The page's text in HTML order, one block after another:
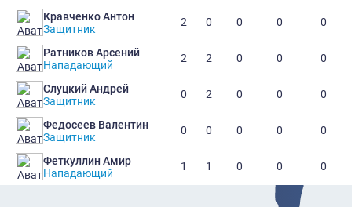
Кравченко Антон
Защитник
2 0 0 0 0
Ратников Арсений
Нападающий
2 2 0 0 0
Слуцкий Андрей
Защитник
0 2 0 0 0
Федосеев Валентин
Защитник
0 0 0 0 0
Феткуллин Амир
Нападающий
1 1 0 0 0